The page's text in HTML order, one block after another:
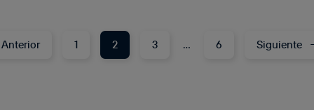
Anterior 1 2 3 … 6 Siguiente